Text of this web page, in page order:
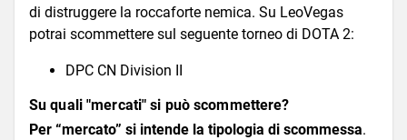
di distruggere la roccaforte nemica. Su LeoVegas
potrai scommettere sul seguente torneo di DOTA 2:
DPC CN Division II
Su quali "mercati" si può scommettere?
Per “mercato” si intende la tipologia di scommessa.